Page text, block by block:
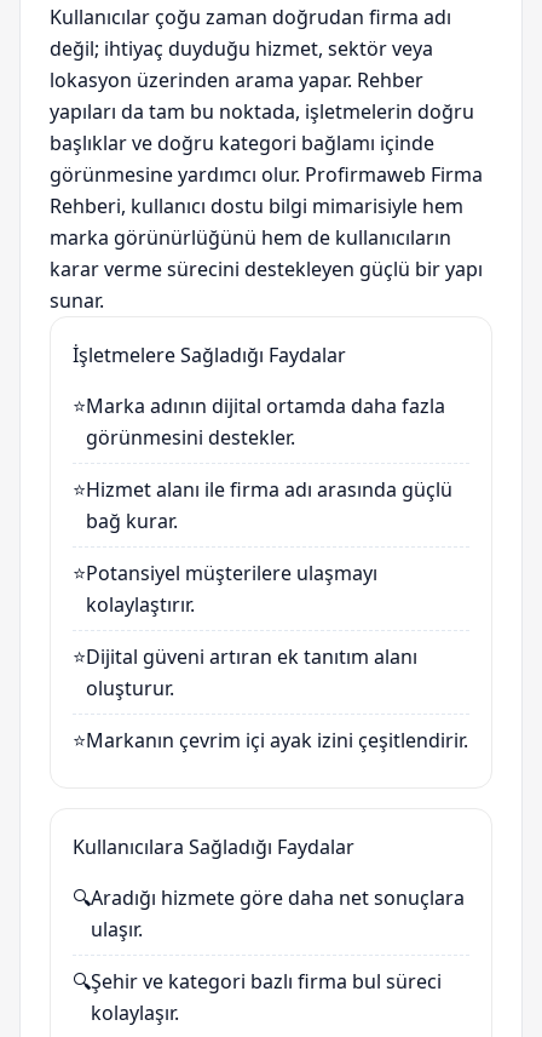
Kullanıcılar çoğu zaman doğrudan firma adı
değil; ihtiyaç duyduğu hizmet, sektör veya
lokasyon üzerinden arama yapar. Rehber
yapıları da tam bu noktada, işletmelerin doğru
başlıklar ve doğru kategori bağlamı içinde
görünmesine yardımcı olur. Profirmaweb Firma
Rehberi, kullanıcı dostu bilgi mimarisiyle hem
marka görünürlüğünü hem de kullanıcıların
karar verme sürecini destekleyen güçlü bir yapı
sunar.
İşletmelere Sağladığı Faydalar
⭐Marka adının dijital ortamda daha fazla
görünmesini destekler.
⭐Hizmet alanı ile firma adı arasında güçlü
bağ kurar.
⭐Potansiyel müşterilere ulaşmayı
kolaylaştırır.
⭐Dijital güveni artıran ek tanıtım alanı
oluşturur.
⭐Markanın çevrim içi ayak izini çeşitlendirir.
Kullanıcılara Sağladığı Faydalar
🔍Aradığı hizmete göre daha net sonuçlara
ulaşır.
🔍Şehir ve kategori bazlı firma bul süreci
kolaylaşır.